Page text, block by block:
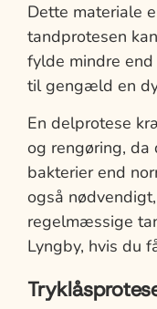
Dette materiale
tandprotesen
fylde mindre
til gengæld en
En delprotese
og rengøring,
bakterier end
også
regelmæssige
Lyngby, hvis du